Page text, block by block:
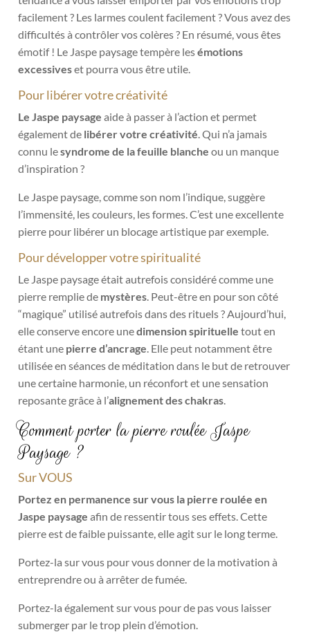
facilement ? Les larmes coulent facilement ? Vous avez des
difficultés à contrôler vos colères ? En résumé, vous êtes
émotif ! Le Jaspe paysage tempère lesémotions
excessiveset pourra vous être utile.
Pour libérer votre créativité
Le Jaspe paysageaide à passer à l’action et permet
également de libérer votre créativité . Qui n’a jamais
connu lesyndrome de la feuille blanche ou un manque
d’inspiration ?
Le Jaspe paysage, comme son nom l’indique, suggère
l’immensité, les couleurs, les formes. C’est une excellente
pierre pour libérer un blocage artistique par exemple.
Pour développer votre spiritualité
Le Jaspe paysage était autrefois considéré comme une
pierre remplie de mystères . Peut-être en pour son côté
“magique” utilisé autrefois dans des rituels ? Aujourd’hui,
elle conserve encore unedimension spirituelle tout en
étant une pierre d’ancrage . Elle peut notamment être
utilisée en séances de méditation dans le but de retrouver
une certaine harmonie, un réconfort et une sensation
reposante grâce à l’alignement des chakras
Comment porter la pierre roulée Jaspe
Paysage ?
Sur VOUS
Portez en permanence sur vous la pierre roulée en
Jaspe paysageafin de ressentir tous ses effets. Cette
pierre est de faible puissante, elle agit sur le long terme.
Portez-la sur vous pour vous donner de la motivation à
entreprendre ou à arrêter de fumée.
Portez-la également sur vous pour de pas vous laisser
submerger par le trop plein d’émotion.